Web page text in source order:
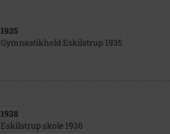
1935
Gymnastikhold Eskilstrup 1935
1938
Eskilstrup skole 1938